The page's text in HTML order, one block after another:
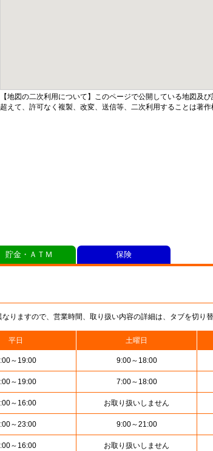
【地図の二次利用について】このページで公開している地図及
超えて、許可なく複製、改変、送信等、二次利用することは著
りますので、営業時間、取り扱い内容の詳細は、タブを切り
平日 土曜日
～19:00 9:00～18:00
～19:00 7:00～18:00
～16:00 お取り扱いしません
～23:00 9:00～21:00
～16:00 お取り扱いしません
貯金・ＡＴＭ 保険